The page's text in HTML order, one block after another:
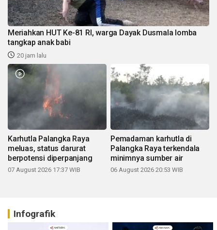
Meriahkan HUT Ke-81 RI, warga Dayak Dusmala lomba
tangkap anak babi
20 jam lalu
Karhutla Palangka Raya
meluas, status darurat
berpotensi diperpanjang
07 August 2026 17:37 WIB
Pemadaman karhutla di
Palangka Raya terkendala
minimnya sumber air
06 August 2026 20:53 WIB
Infografik